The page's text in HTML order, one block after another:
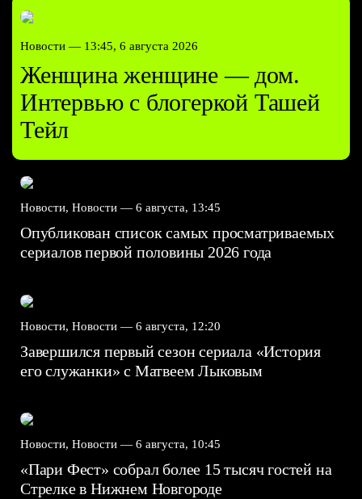
Новости — 13:45, 6 августа 2026
Женщина женщине — дом.
Интервью с блогеркой Ташей
Тейл
Новости, Новости — 6 августа, 13:45
Опубликован список самых просматриваемых
сериалов первой половины 2026 года
Новости, Новости — 6 августа, 12:20
Завершился первый сезон сериала «История
его служанки» с Матвеем Лыковым
Новости, Новости — 6 августа, 10:45
«Пари Фест» собрал более 15 тысяч гостей на
Стрелке в Нижнем Новгороде